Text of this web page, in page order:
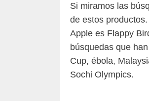
Si miramos las
de estos
Apple es Flappy
búsquedas que
Cup, ébola,
Sochi Olympics.